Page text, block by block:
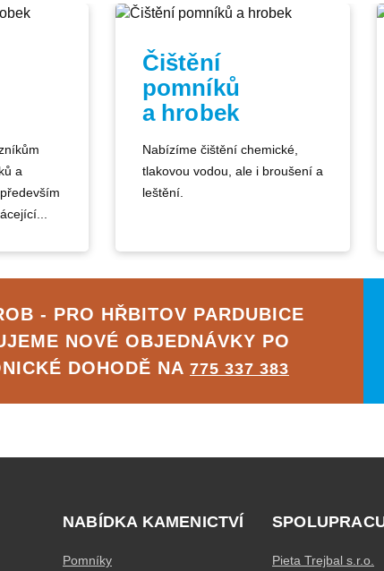
a
Čištění
pomníků
a hrobek
Nabízíme čištění chemické,
tlakovou vodou, ale i broušení a
leštění.
- PRO HŘBITOV PARDUBICE
NOVÉ OBJEDNÁVKY PO
DOHODĚ NA 775 337 383
NABÍDKA KAMENICTVÍ
Pomníky Pieta Trejbal s.r.o.